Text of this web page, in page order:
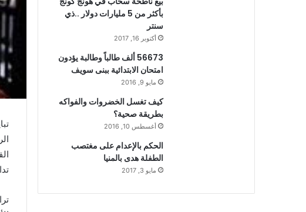
تداولات بلغت
بأكثر من 5 مليارات دولار ..ذي
سنتر
أكتوبر 16, 2017
56673 ألف طالباً وطالبة يؤدون
امتحان الابتدائية ببنى سويف
مايو 9, 2016
كيف تغسل الخضروات والفواكه
بطريقة صحية؟
أغسطس 10, 2016
الحكم بالإعدام على مغتصب
الطفلة هدى بالمنيا
مايو 3, 2017